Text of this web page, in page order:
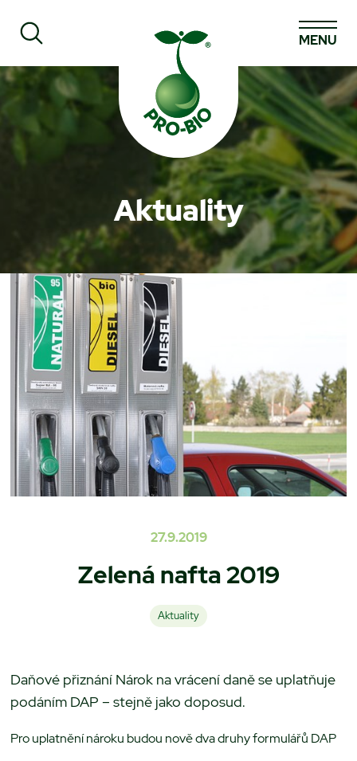
Prohledat PRO-BIO
MENU
Aktuality
27.9.2019
Zelená nafta 2019
Aktuality
Daňové přiznání Nárok na vrácení daně se uplatňuje
podáním DAP – stejně jako doposud.
Pro uplatnění nároku budou nově dva druhy formulářů DAP